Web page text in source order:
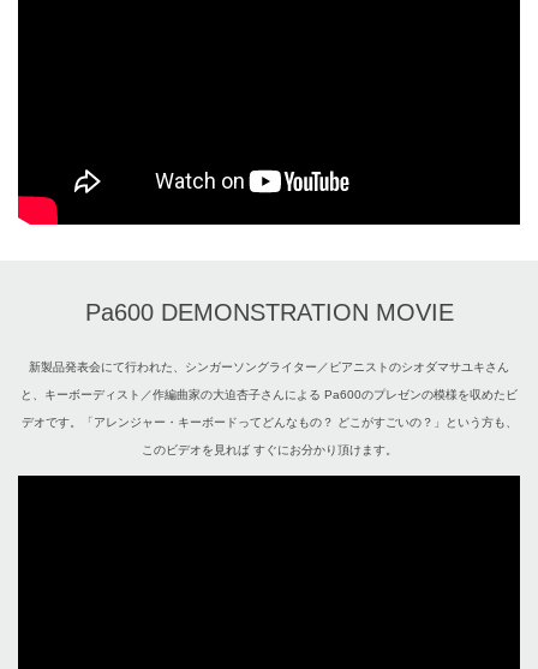
Pa600 DEMONSTRATION MOVIE
新製品発表会にて行われた、シンガーソングライター／ピアニストのシオダマサユキさん
と、キーボーディスト／作編曲家の大迫杏子さんによる Pa600のプレゼンの模様を収めたビ
デオです。「アレンジャー・キーボードってどんなもの？ どこがすごいの？」という方も、
このビデオを見れば すぐにお分かり頂けます。